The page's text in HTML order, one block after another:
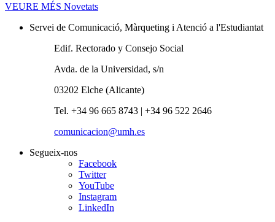
VEURE MÉS Novetats
Servei de Comunicació, Màrqueting i Atenció a l'Estudiantat
Edif. Rectorado y Consejo Social
Avda. de la Universidad, s/n
03202 Elche (Alicante)
Tel. +34 96 665 8743 | +34 96 522 2646
comunicacion@umh.es
Segueix-nos
Facebook
Twitter
YouTube
Instagram
LinkedIn